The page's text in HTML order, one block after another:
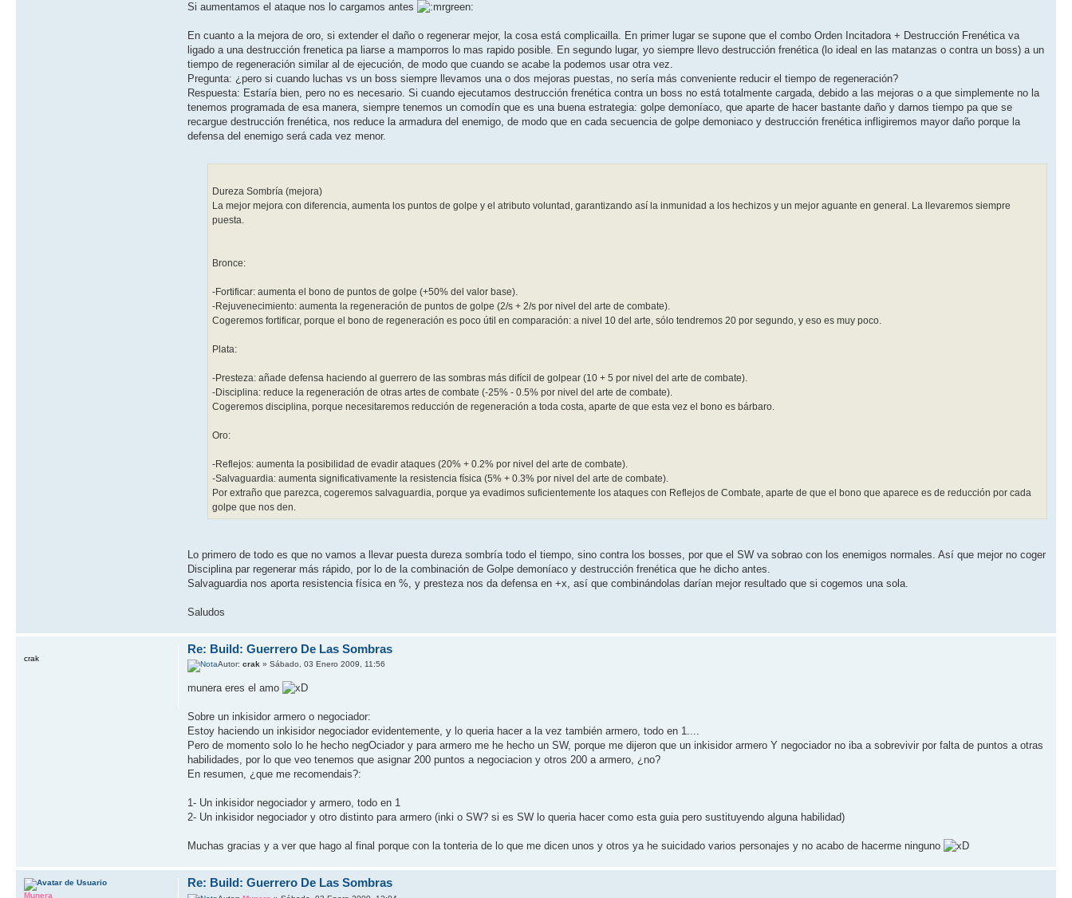
Si aumentamos el ataque nos lo cargamos antes
En cuanto a la mejora de oro, si extender el daño o regenerar mejor, la cosa está complicailla. En primer lugar se supone que el combo Orden Incitadora + Destrucción Frenética va
ligado a una destrucción frenetica pa liarse a mamporros lo mas rapido posible. En segundo lugar, yo siempre llevo destrucción frenética (lo ideal en las matanzas o contra un boss) a un
tiempo de regeneración similar al de ejecución, de modo que cuando se acabe la podemos usar otra vez.
Pregunta: ¿pero si cuando luchas vs un boss siempre llevamos una o dos mejoras puestas, no sería más conveniente reducir el tiempo de regeneración?
Respuesta: Estaría bien, pero no es necesario. Si cuando ejecutamos destrucción frenética contra un boss no está totalmente cargada, debido a las mejoras o a que simplemente no la
tenemos programada de esa manera, siempre tenemos un comodín que es una buena estrategia: golpe demoníaco, que aparte de hacer bastante daño y darnos tiempo pa que se
recargue destrucción frenética, nos reduce la armadura del enemigo, de modo que en cada secuencia de golpe demoniaco y destrucción frenética infligiremos mayor daño porque la
defensa del enemigo será cada vez menor.
Dureza Sombría (mejora)
La mejor mejora con diferencia, aumenta los puntos de golpe y el atributo voluntad, garantizando así la inmunidad a los hechizos y un mejor aguante en general. La llevaremos siempre
puesta.
Bronce:
-Fortificar: aumenta el bono de puntos de golpe (+50% del valor base).
-Rejuvenecimiento: aumenta la regeneración de puntos de golpe (2/s + 2/s por nivel del arte de combate).
Cogeremos fortificar, porque el bono de regeneración es poco útil en comparación: a nivel 10 del arte, sólo tendremos 20 por segundo, y eso es muy poco.
Plata:
-Presteza: añade defensa haciendo al guerrero de las sombras más difícil de golpear (10 + 5 por nivel del arte de combate).
-Disciplina: reduce la regeneración de otras artes de combate (-25% - 0.5% por nivel del arte de combate).
Cogeremos disciplina, porque necesitaremos reducción de regeneración a toda costa, aparte de que esta vez el bono es bárbaro.
Oro:
-Reflejos: aumenta la posibilidad de evadir ataques (20% + 0.2% por nivel del arte de combate).
-Salvaguardia: aumenta significativamente la resistencia física (5% + 0.3% por nivel del arte de combate).
Por extraño que parezca, cogeremos salvaguardia, porque ya evadimos suficientemente los ataques con Reflejos de Combate, aparte de que el bono que aparece es de reducción por cada
golpe que nos den.
Lo primero de todo es que no vamos a llevar puesta dureza sombría todo el tiempo, sino contra los bosses, por que el SW va sobrao con los enemigos normales. Así que mejor no coger
Disciplina par regenerar más rápido, por lo de la combinación de Golpe demoníaco y destrucción frenética que he dicho antes.
Salvaguardia nos aporta resistencia física en %, y presteza nos da defensa en +x, así que combinándolas darían mejor resultado que si cogemos una sola.
Saludos
Re: Build: Guerrero De Las Sombras
Autor:crak » Sábado, 03 Enero 2009, 11:56
munera eres el amo
Sobre un inkisidor armero o negociador:
Estoy haciendo un inkisidor negociador evidentemente, y lo queria hacer a la vez también armero, todo en 1....
Pero de momento solo lo he hecho negOciador y para armero me he hecho un SW, porque me dijeron que un inkisidor armero Y negociador no iba a sobrevivir por falta de puntos a otras
habilidades, por lo que veo tenemos que asignar 200 puntos a negociacion y otros 200 a armero, ¿no?
En resumen, ¿que me recomendais?:
1- Un inkisidor negociador y armero, todo en 1
2- Un inkisidor negociador y otro distinto para armero (inki o SW? si es SW lo queria hacer como esta guia pero sustituyendo alguna habilidad)
Muchas gracias y a ver que hago al final porque con la tonteria de lo que me dicen unos y otros ya he suicidado varios personajes y no acabo de hacerme ninguno
crak
Re: Build: Guerrero De Las Sombras
Munera